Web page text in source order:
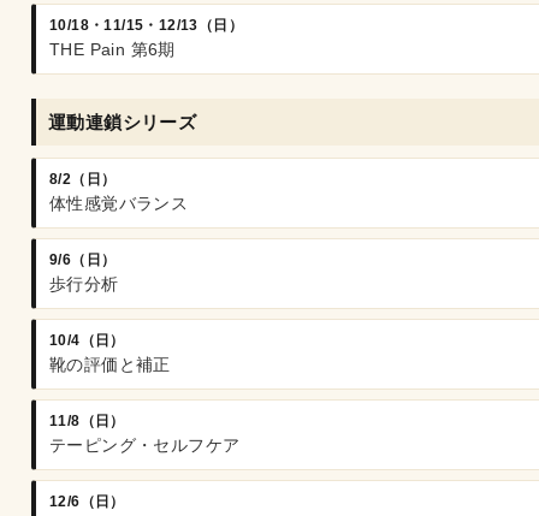
10/18・11/15・12/13（日）
THE Pain 第6期
運動連鎖シリーズ
8/2（日）
体性感覚バランス
9/6（日）
歩行分析
10/4（日）
靴の評価と補正
11/8（日）
テーピング・セルフケア
12/6（日）